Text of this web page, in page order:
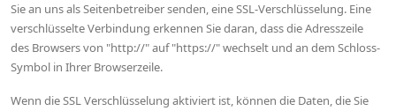
Sie an uns als Seitenbetreiber senden, eine SSL-Verschlüsselung. Eine
verschlüsselte Verbindung erkennen Sie daran, dass die Adresszeile
des Browsers von "http://" auf "https://" wechselt und an dem Schloss-
Symbol in Ihrer Browserzeile.
Wenn die SSL Verschlüsselung aktiviert ist, können die Daten, die Sie